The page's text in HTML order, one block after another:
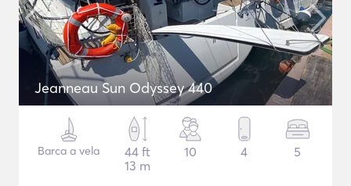
Jeanneau Sun Odyssey 440
Barca a vela
44 ft
13 m
10 4 5